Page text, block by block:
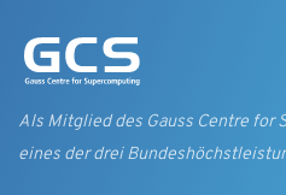
Als Mitglied des Gauss Centre for
eines der drei